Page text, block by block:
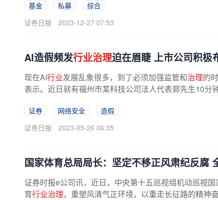
基金 私募
综合
证券日报
2023-12-27 07:53
AI造假频发行业治理迫在眉睫 上市公司积极
现在AI行业发展乱象很多，到了必须加强监管和治理的
表示。近日就有福州市某科技公司法人代表郭先生10分
证券 网络安全
造假
证券日报
2023-05-26 06:35
国家体育总局局长：坚定不移正风肃纪反腐
证券时报e公司讯，近日，中央第十五巡视组机动巡视
育行业治理，重塑风清气正环境，以重走长征路的精神